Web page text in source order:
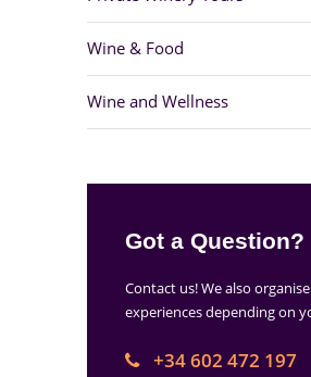
Wine & Food
Wine and Wellness
Got a Question?
Contact us! We also
experiences depending on
+34 602 472 197